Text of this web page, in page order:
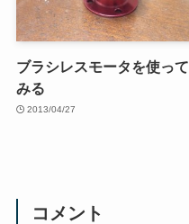
ブラシレスモータを使って
みる
2013/04/27
コメント